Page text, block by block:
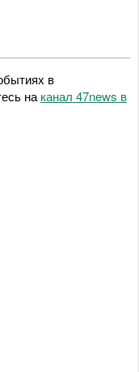
в
на канал 47news в